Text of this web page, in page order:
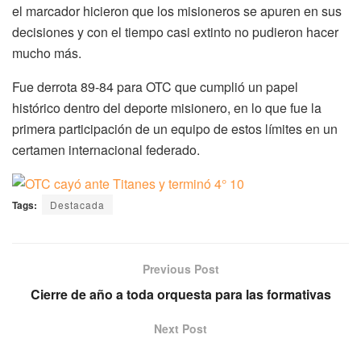
el marcador hicieron que los misioneros se apuren en sus
decisiones y con el tiempo casi extinto no pudieron hacer
mucho más.
Fue derrota 89-84 para OTC que cumplió un papel
histórico dentro del deporte misionero, en lo que fue la
primera participación de un equipo de estos límites en un
certamen internacional federado.
Tags: Destacada
Previous Post
Cierre de año a toda orquesta para las formativas
Next Post